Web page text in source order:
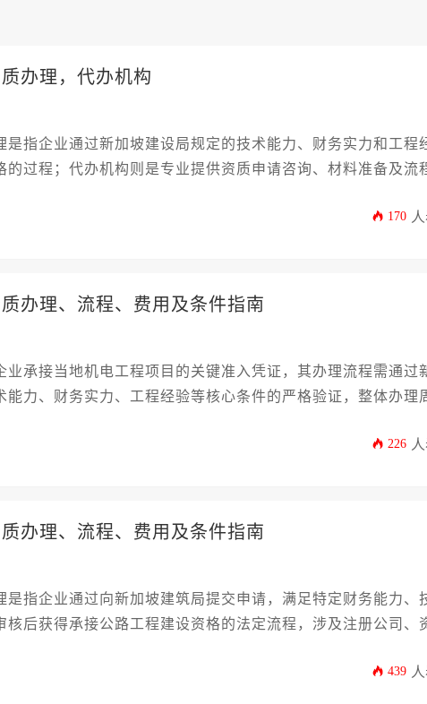
办理，代办机构
是指企业通过新加坡建设局规定的技术能力、财务实力和工程
过程；代办机构则是专业提供资质申请咨询、材料准备及流
170
办理、流程、费用及条件指南
业承接当地机电工程项目的关键准入凭证，其办理流程需通过
能力、财务实力、工程经验等核心条件的严格验证，整体办理
226
办理、流程、费用及条件指南
是指企业通过向新加坡建筑局提交申请，满足特定财务能力、
核后获得承接公路工程建设资格的法定流程，涉及注册公司、
439